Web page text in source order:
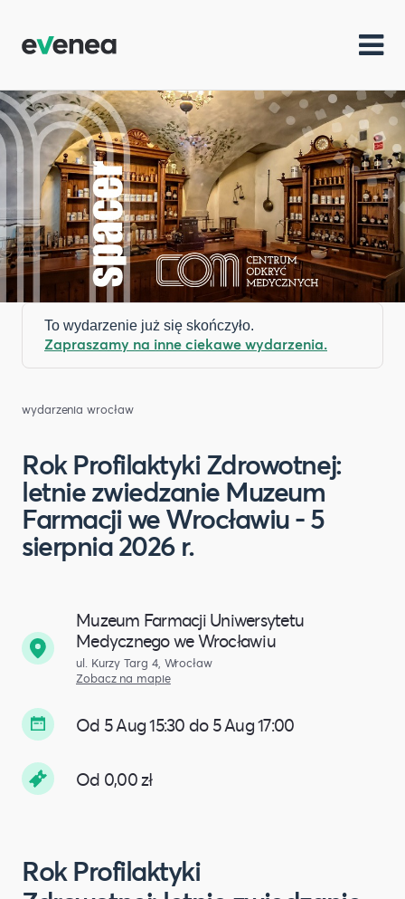
To wydarzenie już się skończyło.
Zapraszamy na inne ciekawe wydarzenia.
wydarzenia wrocław
Rok Profilaktyki Zdrowotnej:
letnie zwiedzanie Muzeum
Farmacji we Wrocławiu - 5
sierpnia 2026 r.
Muzeum Farmacji Uniwersytetu
Medycznego we Wrocławiu
ul. Kurzy Targ 4, Wrocław
Zobacz na mapie
Od 5 Aug 15:30 do 5 Aug 17:00
Od 0,00 zł
Rok Profilaktyki